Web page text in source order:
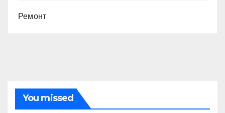
Ремонт
You missed